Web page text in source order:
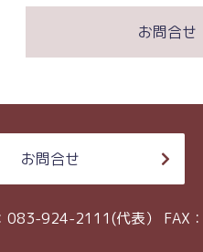
お問合せ
お問合せ
083-924-2111(代表） FAX